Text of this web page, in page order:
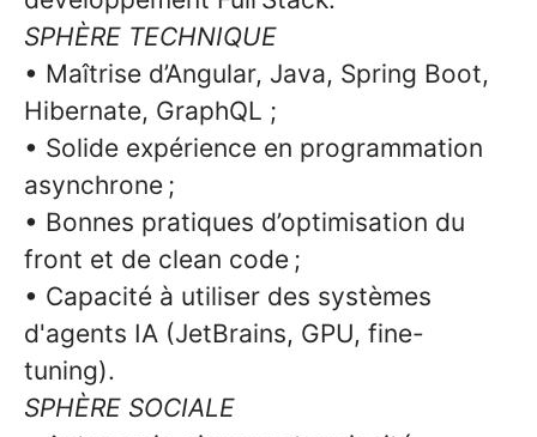
SPHÈRE TECHNIQUE
• Maîtrise d’Angular, Java, Spring Boot,
Hibernate, GraphQL ;
• Solide expérience en programmation
asynchrone ;
• Bonnes pratiques d’optimisation du
front et de clean code ;
• Capacité à utiliser des systèmes
d'agents IA (JetBrains, GPU, fine-
tuning).
SPHÈRE SOCIALE